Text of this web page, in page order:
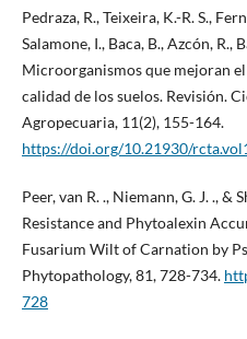
Pedraza, R., Teixeira, K.-R. S.,
Salamone, I., Baca, B., Azcón, R.,
Microorganismos que mejoran
calidad de los suelos. Revisión.
Agropecuaria, 11(2), 155-164.
https://doi.org/10.21930/
Peer, van R. ., Niemann, G. J. ., &
Resistance and Phytoalexin
Fusarium Wilt of Carnation by
Phytopathology, 81, 728-734.
728